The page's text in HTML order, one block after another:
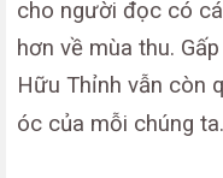
cho người đọc có
hơn về mùa thu.
Hữu Thỉnh vẫn còn
óc của mỗi chúng ta.